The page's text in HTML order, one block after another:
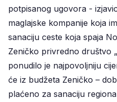
potpisanog ugovora -
maglajske kompanije koja
sanaciju ceste koja spaja
Zeničko privredno društvo
ponudilo je najpovoljniju
će iz budžeta Zeničko –
plaćeno za sanaciju